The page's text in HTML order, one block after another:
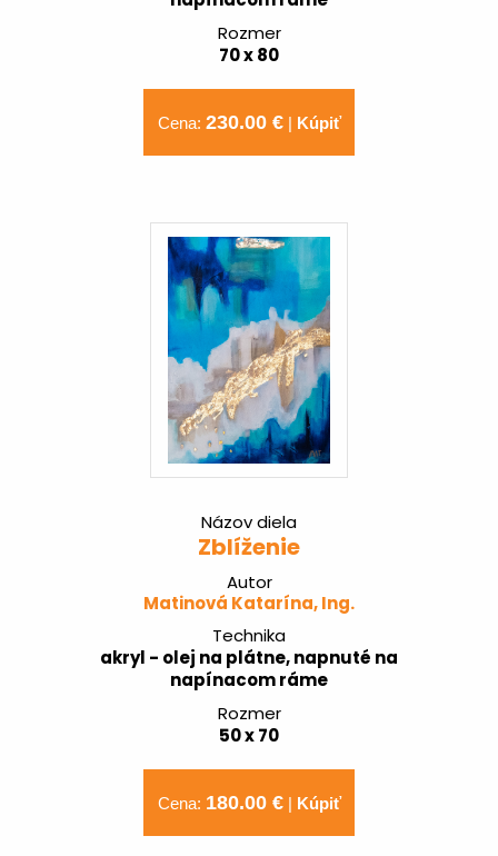
Rozmer
70 x 80
Cena: 230.00 €| Kúpiť
Názov diela
Zblíženie
Autor
Matinová Katarína, Ing.
Technika
akryl - olej na plátne, napnuté na
napínacom ráme
Rozmer
50 x 70
Cena: 180.00 €| Kúpiť